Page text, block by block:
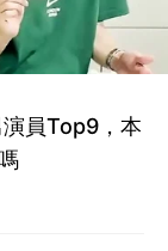
員Top9，本